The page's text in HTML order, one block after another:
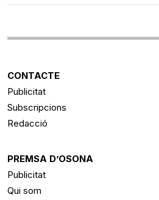
CONTACTE
Publicitat
Subscripcions
Redacció
PREMSA D’OSONA
Publicitat
Qui som